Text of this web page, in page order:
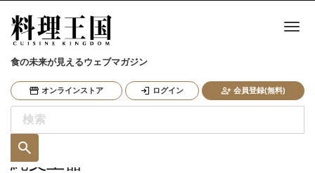
食の未来が見えるウェブマガジン
オンラインストア ログイン 会員登録(無料)
ナ
縄文土器